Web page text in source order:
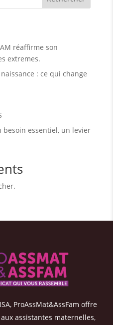
réaffirme son
extremes.
: ce qui change
besoin essentiel, un levier
ProAssMat&AssFam offre
assistantes maternelles,